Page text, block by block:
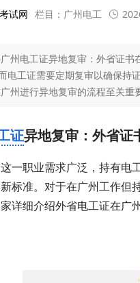
试网 栏目： 广州电工
广州电工证异地复审：外省证
电工证需要定期复审以确保持
州进行异地复审的流程至关
证异地复审：外省证
一职业需求广泛，持有电
标准。对于在广州工作但
详细介绍外省电工证在广